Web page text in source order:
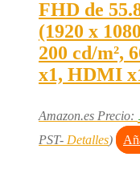
FHD de
(1920 x
200 cd/m²,
x1, HDMI
Amazon.es Precio:
PST- Detalles)